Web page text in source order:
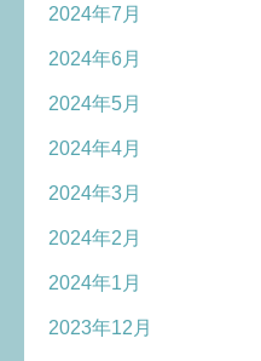
2024年7月
2024年6月
2024年5月
2024年4月
2024年3月
2024年2月
2024年1月
2023年12月